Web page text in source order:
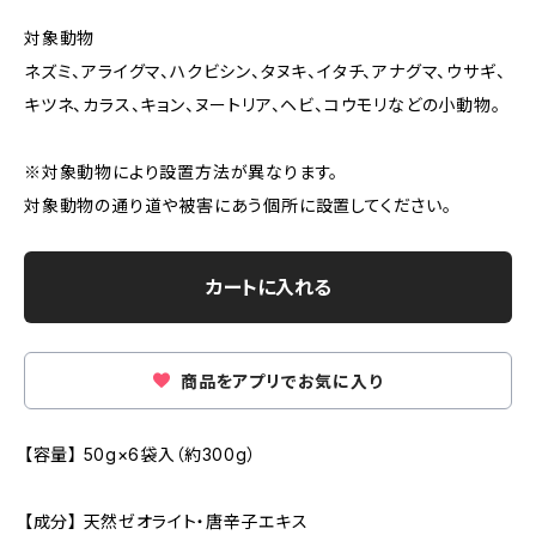
対象動物
ネズミ、アライグマ、ハクビシン、タヌキ、イタチ、アナグマ、ウサギ、
キツネ、カラス、キョン、ヌートリア、ヘビ、コウモリなどの小動物。
※対象動物により設置方法が異なります。
対象動物の通り道や被害にあう個所に設置してください。
カートに入れる
商品をアプリでお気に入り
【容量】 50g×6袋入（約300g）
【成分】 天然ゼオライト・唐辛子エキス